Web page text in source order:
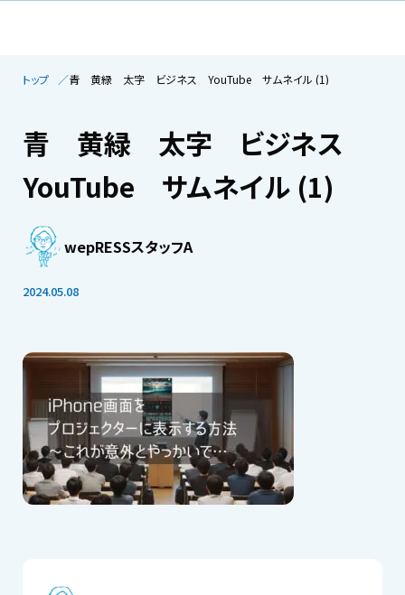
トップ 青 黄緑 太字 ビジネス YouTube サムネイル (1)
青 黄緑 太字 ビジネス
YouTube サムネイル (1)
wepRESSスタッフA
2024.05.08